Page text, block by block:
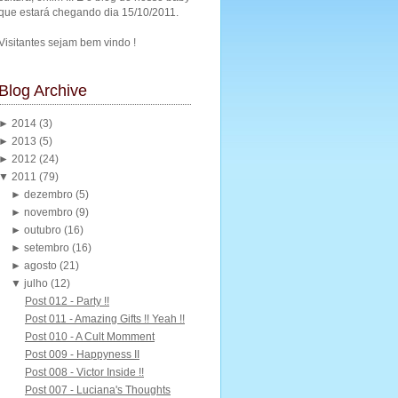
estará chegando dia 15/10/2011.
sejam bem vindo !
Archive
2014 (3)
2013 (5)
2012 (24)
2011 (79)
►dezembro(5)
►novembro(9)
►outubro(16)
►setembro(16)
►agosto(21)
▼julho(12)
Post 012 - Party !!
Post 011 - Amazing Gifts !! Yeah !!
Post 010 - A Cult Momment
Post 009 - Happyness II
Post 008 - Victor Inside !!
Post 007 - Luciana's Thoughts